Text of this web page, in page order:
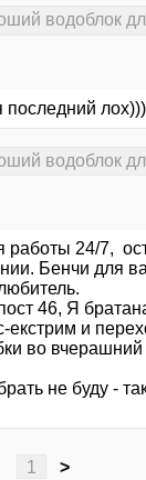
водоблок
последний
водоблок
работы 24/7,
Бенчи для
46, Я
екстрим и
во вчерашний
не буду -
1
>